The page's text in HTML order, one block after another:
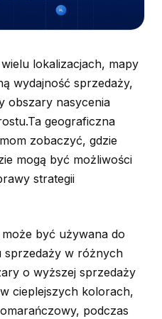
lokalizacjach, mapy
wydajność sprzedaży,
obszary nasycenia
geograficzna
zobaczyć, gdzie
mogą być możliwości
strategii
może być używana do
sprzedaży w różnych
o wyższej sprzedaży
cieplejszych kolorach,
podczas